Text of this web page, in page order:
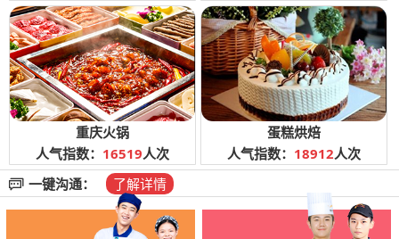
重庆火锅
人气指数： 16519人次
蛋糕烘焙
人气指数： 18912人次
一键沟通：
了解详情